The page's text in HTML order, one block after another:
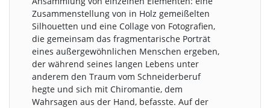
Zusammenstellung von in Holz gemeißelten
Silhouetten und eine Collage von Fotografien,
die gemeinsam das fragmentarische Porträt
eines außergewöhnlichen Menschen ergeben,
der während seines langen Lebens unter
anderem den Traum vom Schneiderberuf
hegte und sich mit Chiromantie, dem
Wahrsagen aus der Hand, befasste. Auf der